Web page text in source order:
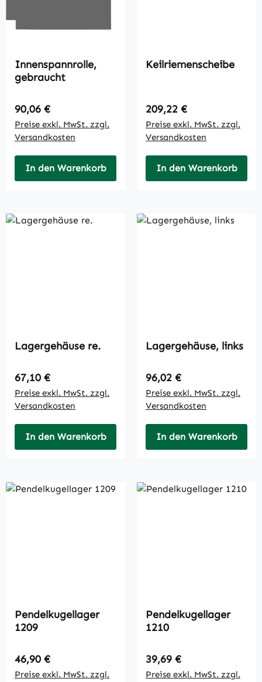
Innenspannrolle,
gebraucht
Regulärer Preis:
90,06 €
Preise exkl. MwSt. zzgl.
Versandkosten
In den Warenkorb
Keilriemenscheibe
Regulärer Preis:
209,22 €
Preise exkl. MwSt. zzgl.
Versandkosten
In den Warenkorb
Lagergehäuse re.
Regulärer Preis:
67,10 €
Preise exkl. MwSt. zzgl.
Versandkosten
In den Warenkorb
Lagergehäuse, links
Regulärer Preis:
96,02 €
Preise exkl. MwSt. zzgl.
Versandkosten
In den Warenkorb
Pendelkugellager
1209
Regulärer Preis:
46,90 €
Preise exkl. MwSt. zzgl.
Pendelkugellager
1210
Regulärer Preis:
39,69 €
Preise exkl. MwSt. zzgl.